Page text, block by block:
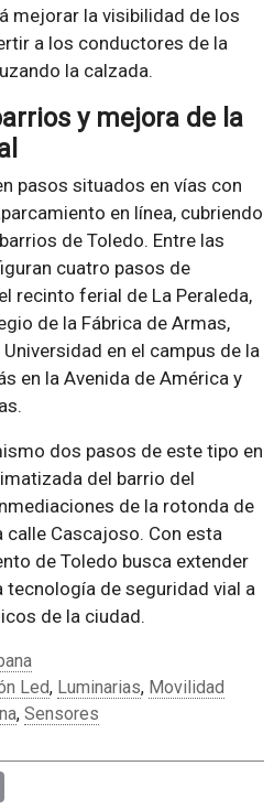
mejorar la visibilidad de los
a los conductores de la
la calzada.
y mejora de la
pasos situados en vías con
en línea, cubriendo
de Toledo. Entre las
cuatro pasos de
recinto ferial de La Peraleda,
de la Fábrica de Armas,
en el campus de la
en la Avenida de América y
dos pasos de este tipo en
del barrio del
de la rotonda de
calle Cascajoso. Con esta
de Toledo busca extender
tecnología de seguridad vial a
de la ciudad.
Led, Luminarias, Movilidad
, Sensores
Email